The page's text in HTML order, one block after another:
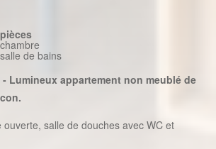
de bains
Lumineux appartement non meublé de
ouverte, salle de douches avec WC et